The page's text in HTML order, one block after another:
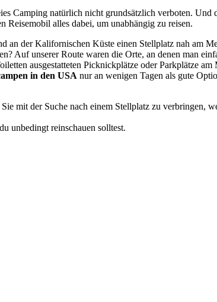
Camping natürlich nicht grundsätzlich verboten. Und
alles dabei, um unabhängig zu reisen.
an der Kalifornischen Küste einen Stellplatz nah am
unserer Route waren die Orte, an denen man
ausgestatteten Picknickplätze oder Parkplätze
in den USA nur an wenigen Tagen als gute
mit der Suche nach einem Stellplatz zu verbringen,
unbedingt reinschauen solltest.